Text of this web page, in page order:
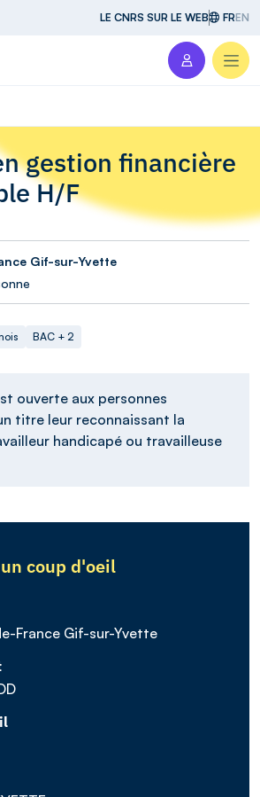
LE CNRS SUR LE WEB FREN
gestion financière
H/F
Gif-sur-Yvette
BAC + 2
ouverte aux personnes
titre leur reconnaissant la
handicapé ou travailleuse
coup d'oeil
France Gif-sur-Yvette